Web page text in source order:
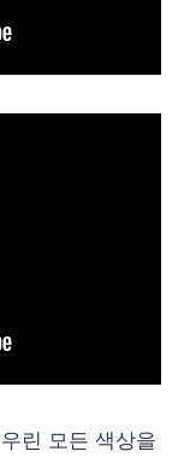
린 모든 색상을